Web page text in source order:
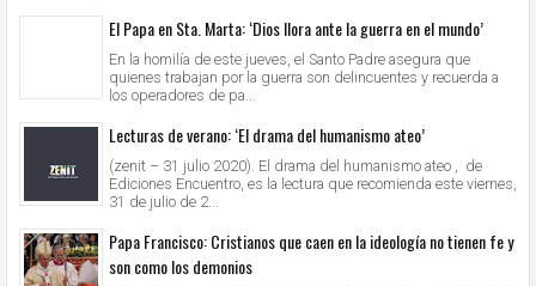
El Papa en Sta. Marta: ‘Dios llora ante la guerra en el mundo’
En la homilía de este jueves, el Santo Padre asegura que
quienes trabajan por la guerra son delincuentes y recuerda a
los operadores de pa...
Lecturas de verano: ‘El drama del humanismo ateo’
(zenit – 31 julio 2020). El drama del humanismo ateo , de
Ediciones Encuentro, es la lectura que recomienda este viernes,
31 de julio de 2...
Papa Francisco: Cristianos que caen en la ideología no tienen fe y
son como los demonios